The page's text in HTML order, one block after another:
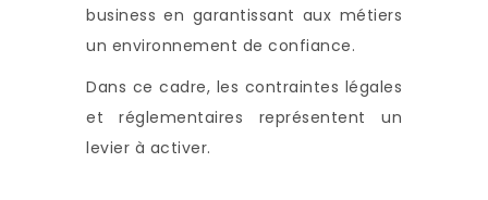
business en garantissant aux métiers
un environnement de confiance.
Dans ce cadre, les contraintes légales
et réglementaires représentent un
levier à activer.